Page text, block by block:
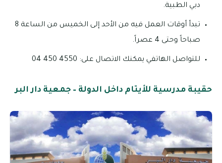
دبي الطبية.
تبدأ أوقات العمل فيه من الأحد إلى الخميس من الساعة 8
صباحاً وحتى 4 عصراً.
للتواصل الهاتفي يمكنك الاتصال على: 4550 450 04
حقيبة مدرسية للأيتام داخل الدولة – جمعية دار البر